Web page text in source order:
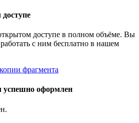
доступе в полном объёме. Вы
с ним бесплатно в нашем
фрагмента
успешно оформлен